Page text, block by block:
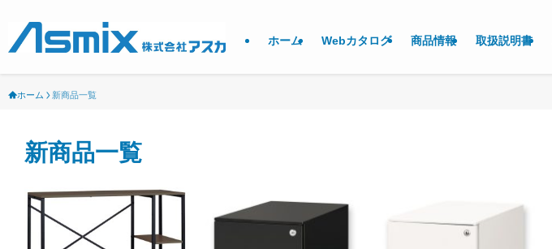
ホーム Webカタログ 商品情報 取扱説明書
ホーム 新商品一覧
新商品一覧